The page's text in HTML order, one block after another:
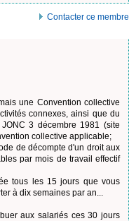
Contacter ce membre
une Convention collective
connexes, ainsi que du
3 décembre 1981 (site
collective applicable;
de décompte d'un droit aux
par mois de travail effectif
tous les 15 jours que vous
à dix semaines par an...
aux salariés ces 30 jours